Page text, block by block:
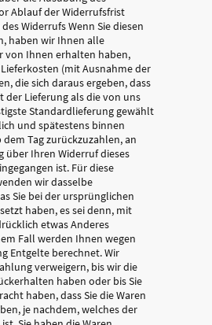
Ablauf der Widerrufsfrist
Widerrufs Wenn Sie diesen
haben wir Ihnen alle
von Ihnen erhalten haben,
(mit Ausnahme der
die sich daraus ergeben, dass
der Lieferung als die von uns
Standardlieferung gewählt
und spätestens binnen
dem Tag zurückzuzahlen, an
über Ihren Widerruf dieses
ist. Für diese
wir dasselbe
Sie bei der ursprünglichen
haben, es sei denn, mit
etwas Anderes
Fall werden Ihnen wegen
Entgelte berechnet. Wir
verweigern, bis wir die
haben oder bis Sie
haben, dass Sie die Waren
je nachdem, welches der